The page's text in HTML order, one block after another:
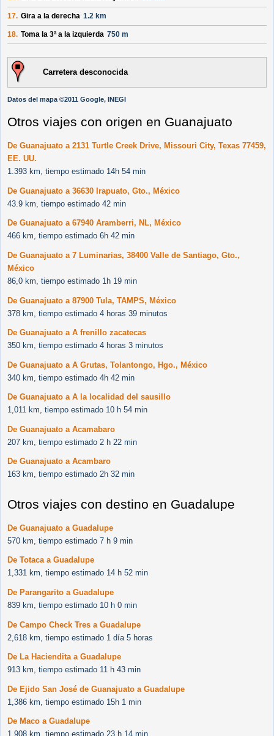
17. Gira a la derecha 1.2 km
18. Toma la 3ª a la izquierda 750 m
Carretera desconocida
Datos del mapa ©2011 Google, INEGI
Otros viajes con origen en Guanajuato
De Guanajuato a 2131 Turtle Creek Drive, Missouri City, Texas 77459,
EE. UU.
1.393 km, tiempo estimado 14h 54 min
De Guanajuato a 36630 Irapuato, Gto., México
43.9 km, tiempo estimado 42 min
De Guanajuato a 67940 Aramberri, NL, México
466 km, tiempo estimado 6h 42 min
De Guanajuato a 7 Luminarias, 38400 Valle de Santiago, Gto.,
México
86,0 km, tiempo estimado 1h 19 min
De Guanajuato a 87900 Tula, TAMPS, México
378 km, tiempo estimado 4 horas 39 minutos
De Guanajuato a A frenillo zacatecas
350 km, tiempo estimado 4 horas 3 minutos
De Guanajuato a A Grutas, Tolantongo, Hgo., México
340 km, tiempo estimado 4h 42 min
De Guanajuato a A la localidad del sausillo
1,011 km, tiempo estimado 10 h 54 min
De Guanajuato a Acamabaro
207 km, tiempo estimado 2 h 22 min
De Guanajuato a Acambaro
163 km, tiempo estimado 2h 32 min
Otros viajes con destino en Guadalupe
De Guanajuato a Guadalupe
570 km, tiempo estimado 7 h 9 min
De Totaca a Guadalupe
1,331 km, tiempo estimado 14 h 52 min
De Parangarito a Guadalupe
839 km, tiempo estimado 10 h 0 min
De Campo Check Tres a Guadalupe
2,618 km, tiempo estimado 1 día 5 horas
De La Haciendita a Guadalupe
913 km, tiempo estimado 11 h 43 min
De Ejido San José de Guanajuato a Guadalupe
1,386 km, tiempo estimado 15h 1 min
De Maco a Guadalupe
1,908 km, tiempo estimado 23 h 14 min